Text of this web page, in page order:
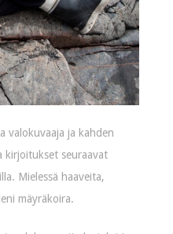
valokuvaaja ja kahden
kirjoitukset seuraavat
Mielessä haaveita,
mäyräkoira.